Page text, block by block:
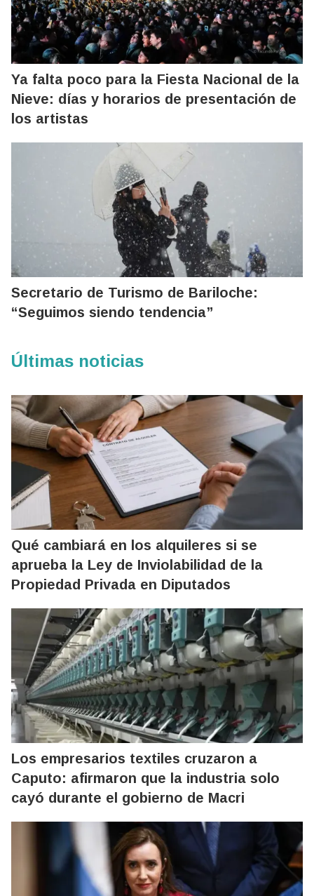
Ya falta poco para la Fiesta Nacional de la
Nieve: días y horarios de presentación de
los artistas
Secretario de Turismo de Bariloche:
“Seguimos siendo tendencia”
Últimas noticias
Qué cambiará en los alquileres si se
aprueba la Ley de Inviolabilidad de la
Propiedad Privada en Diputados
Los empresarios textiles cruzaron a
Caputo: afirmaron que la industria solo
cayó durante el gobierno de Macri